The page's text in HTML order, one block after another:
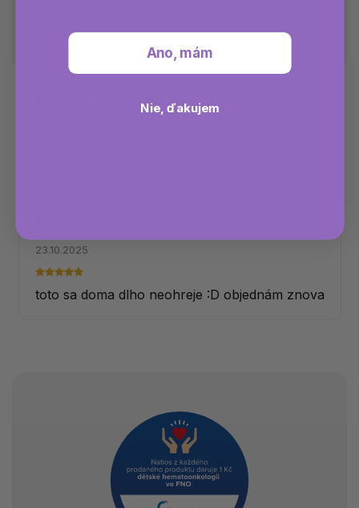
Pridať hodnotenie
Natália Čiernyová
23.10.2025
toto sa doma dlho neohreje :D objednám znova
Ano, mám
Nie, ďakujem